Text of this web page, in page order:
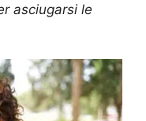
asciugarsi le